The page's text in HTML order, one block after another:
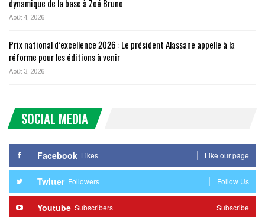
dynamique de la base à Zoé Bruno
Août 4, 2026
Prix national d’excellence 2026 : Le président Alassane appelle à la
réforme pour les éditions à venir
Août 3, 2026
SOCIAL MEDIA
Facebook Likes Like our page
Twitter Followers Follow Us
Youtube Subscribers Subscribe